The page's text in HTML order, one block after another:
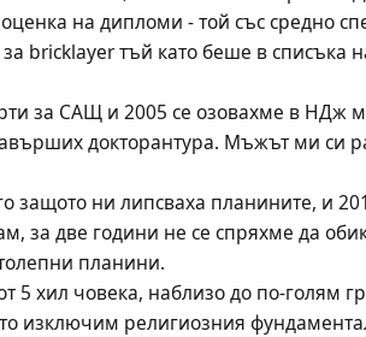
на дипломи - той със средно
bricklayer тъй като беше в списъка
за САЩ и 2005 се озовахме в НДж
докторантура. Мъжът ми си
защото ни липсваха планините, и
за две години не се спряхме да
планини.
5 хил човека, наблизо до по-голям
изключим религиозния